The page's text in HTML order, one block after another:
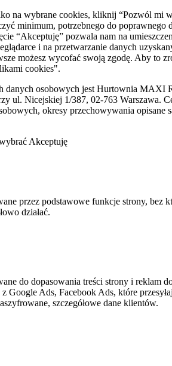
na wybrane cookies, kliknij “Pozwól mi
minimum, potrzebnego do poprawnego
“Akceptuję” pozwala nam na
i na przetwarzanie danych
możesz wycofać swoją zgodę. Aby to
cookies".
danych osobowych jest Hurtownia MAXI
ul. Nicejskiej 1/387, 02-763 Warszawa.
okresy przechowywania opisane
Akceptuję
przez podstawowe funkcje strony, bez
działać.
do dopasowania treści strony i reklam
Google Ads, Facebook Ads, które
szczegółowe dane klientów.